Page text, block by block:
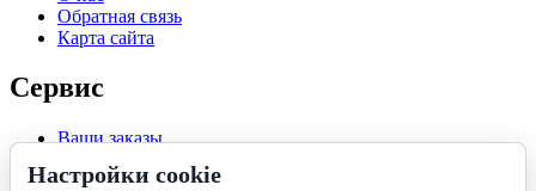
Обратная связь
Карта сайта
Сервис
Ваши заказы
Список сравнения
Настройки cookie